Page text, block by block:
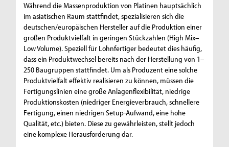
Während die Massenproduktion von Platinen hauptsächlich
im asiatischen Raum stattfindet, spezialisieren sich die
deutschen/europäischen Hersteller auf die Produktion einer
großen Produktvielfalt in geringen Stückzahlen (High Mix–
Low Volume). Speziell für Lohnfertiger bedeutet dies häufig,
dass ein Produktwechsel bereits nach der Herstellung von 1–
250 Baugruppen stattfindet. Um als Produzent eine solche
Produktvielfalt effektiv realisieren zu können, müssen die
Fertigungslinien eine große Anlagenflexibilität, niedrige
Produktionskosten (niedriger Energieverbrauch, schnellere
Fertigung, einen niedrigen Setup-Aufwand, eine hohe
Qualität, etc.) bieten. Diese zu gewährleisten, stellt jedoch
eine komplexe Herausforderung dar.